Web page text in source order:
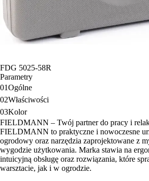
FDG 5025-58R
Parametry
01Ogólne
02Właściwości
03Kolor
FIELDMANN – Twój partner do pracy i
FIELDMANN to praktyczne i nowoczesne
ogrodowy oraz narzędzia zaprojektowane z
wygodzie użytkowania. Marka stawia na
intuicyjną obsługę oraz rozwiązania, które
warsztacie, jak i w ogrodzie.